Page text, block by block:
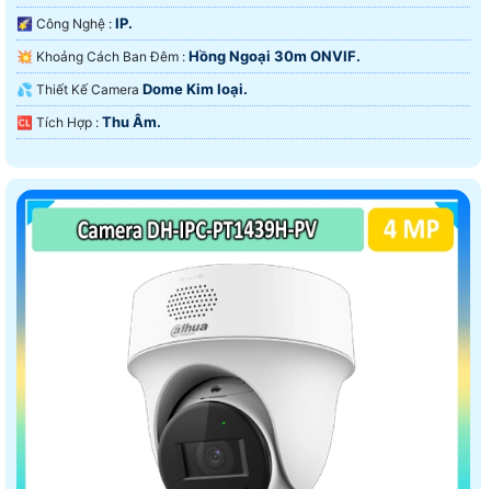
🌠 Công Nghệ : IP.
💥 Khoảng Cách Ban Đêm : Hồng Ngoại 30m ONVIF.
💦 Thiết Kế Camera Dome Kim loại.
️🆑 Tích Hợp : Thu Âm.